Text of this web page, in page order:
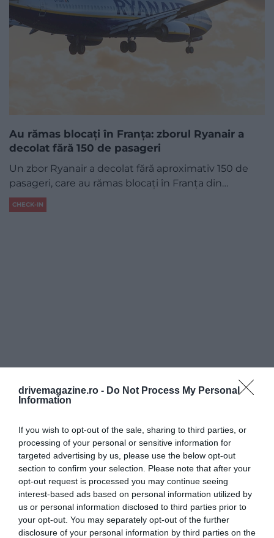
drivemagazine.ro - Do Not Process My Personal
Information
If you wish to opt-out of the sale, sharing to third parties, or
processing of your personal or sensitive information for
targeted advertising by us, please use the below opt-out
section to confirm your selection. Please note that after your
opt-out request is processed you may continue seeing
interest-based ads based on personal information utilized by
us or personal information disclosed to third parties prior to
your opt-out. You may separately opt-out of the further
disclosure of your personal information by third parties on the
Au rămas blocați în Franța: zborul Ryanair a
decolat fără 150 de pasageri
Un zbor Ryanair a decolat fără aproximativ 150 de
pasageri, care au rămas blocați în Franța din…
CHECK-IN